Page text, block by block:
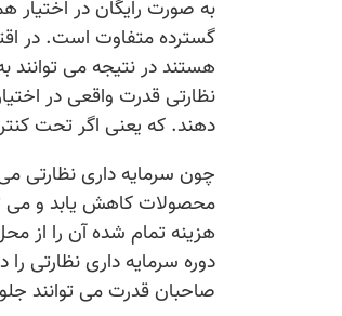
به صورت رایگان در اختیار
گسترده متفاوت است. در
هستند در نتیجه می توانند
نظارتی قدرت واقعی در
دهند. که یعنی اگر تحت
چون سرمایه داری نظارتی می
محصولات کاهش یابد و می
هزینه تمام شده آن را از
دوره سرمایه داری نظارتی
صاحبان قدرت می توانند